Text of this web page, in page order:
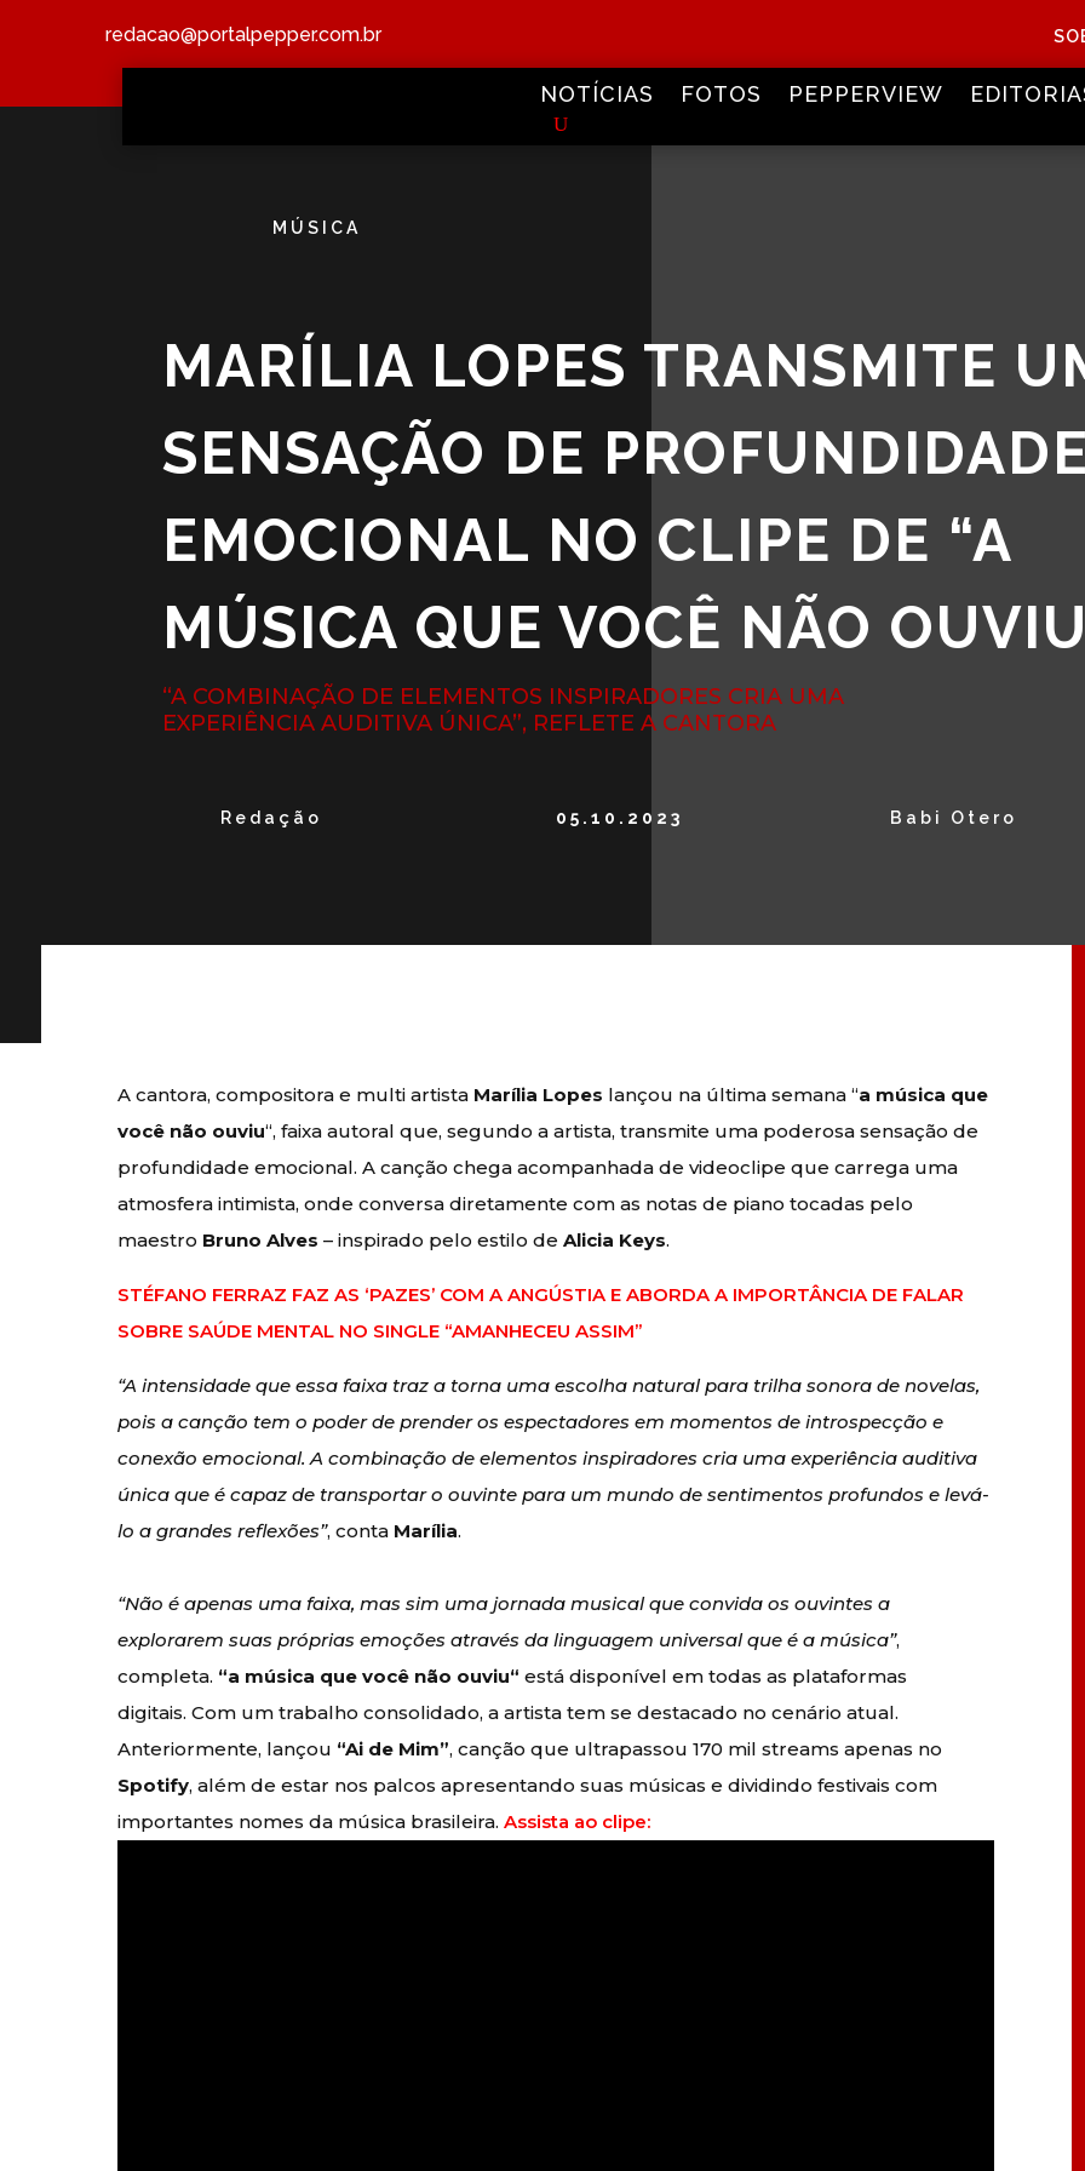
redacao@portalpepper.com.br
NOTÍCIAS FOTOS PEPPERVIEW
MÚSICA
MARÍLIA LOPES TRANSMITE
SENSAÇÃO DE PROFUNDIDADE
EMOCIONAL NO CLIPE DE “A
MÚSICA QUE VOCÊ NÃO
“A COMBINAÇÃO DE ELEMENTOS INSPIRADORES CRIA UMA
EXPERIÊNCIA AUDITIVA ÚNICA”, REFLETE A CANTORA
Redação 05.10.2023 Babi Otero
A cantora, compositora e multi artista Marília Lopes lançou na última semana “a música que
você não ouviu“, faixa autoral que, segundo a artista, transmite uma poderosa sensação de
profundidade emocional. A canção chega acompanhada de videoclipe que carrega uma
atmosfera intimista, onde conversa diretamente com as notas de piano tocadas pelo
maestro Bruno Alves – inspirado pelo estilo deAlicia Keys.
STÉFANO FERRAZ FAZ AS ‘PAZES’ COM A ANGÚSTIA E ABORDA A IMPORTÂNCIA DE FALAR
SOBRE SAÚDE MENTAL NO SINGLE “AMANHECEU ASSIM”
“A intensidade que essa faixa traz a torna uma escolha natural para trilha sonora de novelas,
pois a canção tem o poder de prender os espectadores em momentos de introspecção e
conexão emocional. A combinação de elementos inspiradores cria uma experiência auditiva
única que é capaz de transportar o ouvinte para um mundo de sentimentos profundos e levá-
lo a grandes reflexões”, conta Marília.
“Não é apenas uma faixa, mas sim uma jornada musical que convida os ouvintes a
explorarem suas próprias emoções através da linguagem universal que é a música”,
completa. “a música que você não ouviu“está disponível em todas as plataformas
digitais. Com um trabalho consolidado, a artista tem se destacado no cenário atual.
Anteriormente, lançou “Ai de Mim”, canção que ultrapassou 170 mil streams apenas no
Spotify, além de estar nos palcos apresentando suas músicas e dividindo festivais com
importantes nomes da música brasileira.Assista ao clipe: